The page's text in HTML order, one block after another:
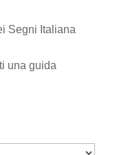
Segni Italiana
una guida